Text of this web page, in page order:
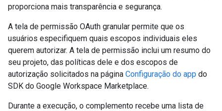
proporciona mais transparência e segurança.
A tela de permissão OAuth granular permite que os
usuários especifiquem quais escopos individuais eles
querem autorizar. A tela de permissão inclui um resumo do
seu projeto, das políticas dele e dos escopos de
autorização solicitados na página Configuração do app do
SDK do Google Workspace Marketplace.
Durante a execução, o complemento recebe uma lista de